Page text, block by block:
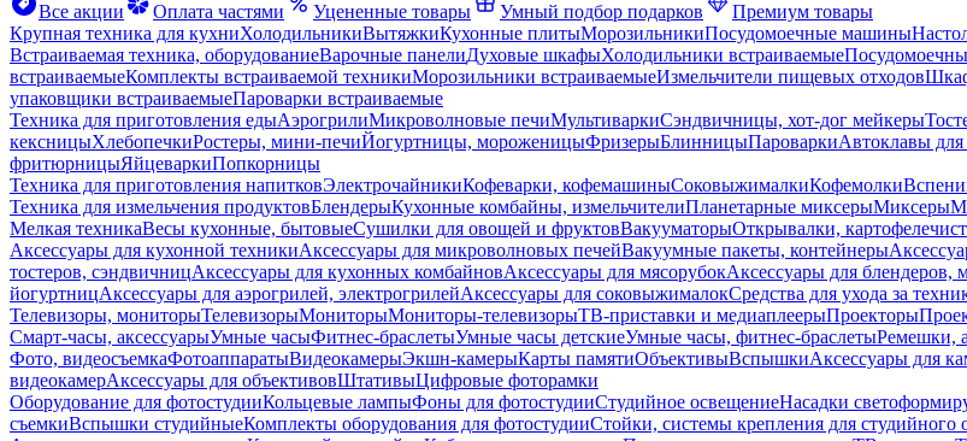
Все акции
Оплата частями Уцененные товары Умный подбор подарков
Премиум товары
Крупная техника для кухниХолодильникиВытяжкиКухонные плитыМорозильникиПосудомоечные машины
Встраиваемая техника, оборудованиеВарочные панелиДуховые шкафыХолодильники встраиваемые
встраиваемыеКомплекты встраиваемой техникиМорозильники встраиваемыеИзмельчители пищевых отходов
упаковщики встраиваемыеПароварки встраиваемые
Техника для приготовления едыАэрогрилиМикроволновые печиМультиваркиСэндвичницы, хот-дог мейкеры
кексницыХлебопечкиРостеры, мини-печиЙогуртницы, мороженицыФризерыБлинницыПароваркиАвтоклавы для
фритюрницыЯйцеваркиПопкорницы
Техника для приготовления напитковЭлектрочайникиКофеварки, кофемашиныСоковыжималкиКофемолки
Техника для измельчения продуктовБлендерыКухонные комбайны, измельчителиПланетарные миксерыМиксеры
Мелкая техникаВесы кухонные, бытовыеСушилки для овощей и фруктовВакууматорыОткрывалки,
Аксессуары для кухонной техникиАксессуары для микроволновых печейВакуумные пакеты, контейнеры
тостеров, сэндвичницАксессуары для кухонных комбайновАксессуары для мясорубокАксессуары для блендеров,
йогуртницАксессуары для аэрогрилей, электрогрилейАксессуары для соковыжималокСредства для ухода за
Телевизоры, мониторыТелевизорыМониторыМониторы-телевизорыТВ-приставки и медиаплеерыПроекторы
Смарт-часы, аксессуарыУмные часыФитнес-браслетыУмные часы детскиеУмные часы, фитнес-браслетыРемешки,
Фото, видеосъемкаФотоаппаратыВидеокамерыЭкшн-камерыКарты памятиОбъективыВспышкиАксессуары для
видеокамерАксессуары для объективовШтативыЦифровые фоторамки
Оборудование для фотостудииКольцевые лампыФоны для фотостудииСтудийное освещениеНасадки
съемкиВспышки студийныеКомплекты оборудования для фотостудииСтойки, системы крепления для студийного